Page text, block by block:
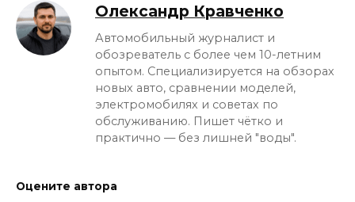
Олександр Кравченко
Автомобильный журналист и
обозреватель с более чем 10-летним
опытом. Специализируется на обзорах
новых авто, сравнении моделей,
электромобилях и советах по
обслуживанию. Пишет чётко и
практично — без лишней "воды".
Оцените автора